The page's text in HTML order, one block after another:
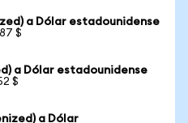
a Dólar estadounidense
$
a Dólar estadounidense
$
a Dólar